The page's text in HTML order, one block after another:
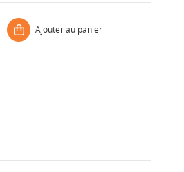
Ajouter au panier